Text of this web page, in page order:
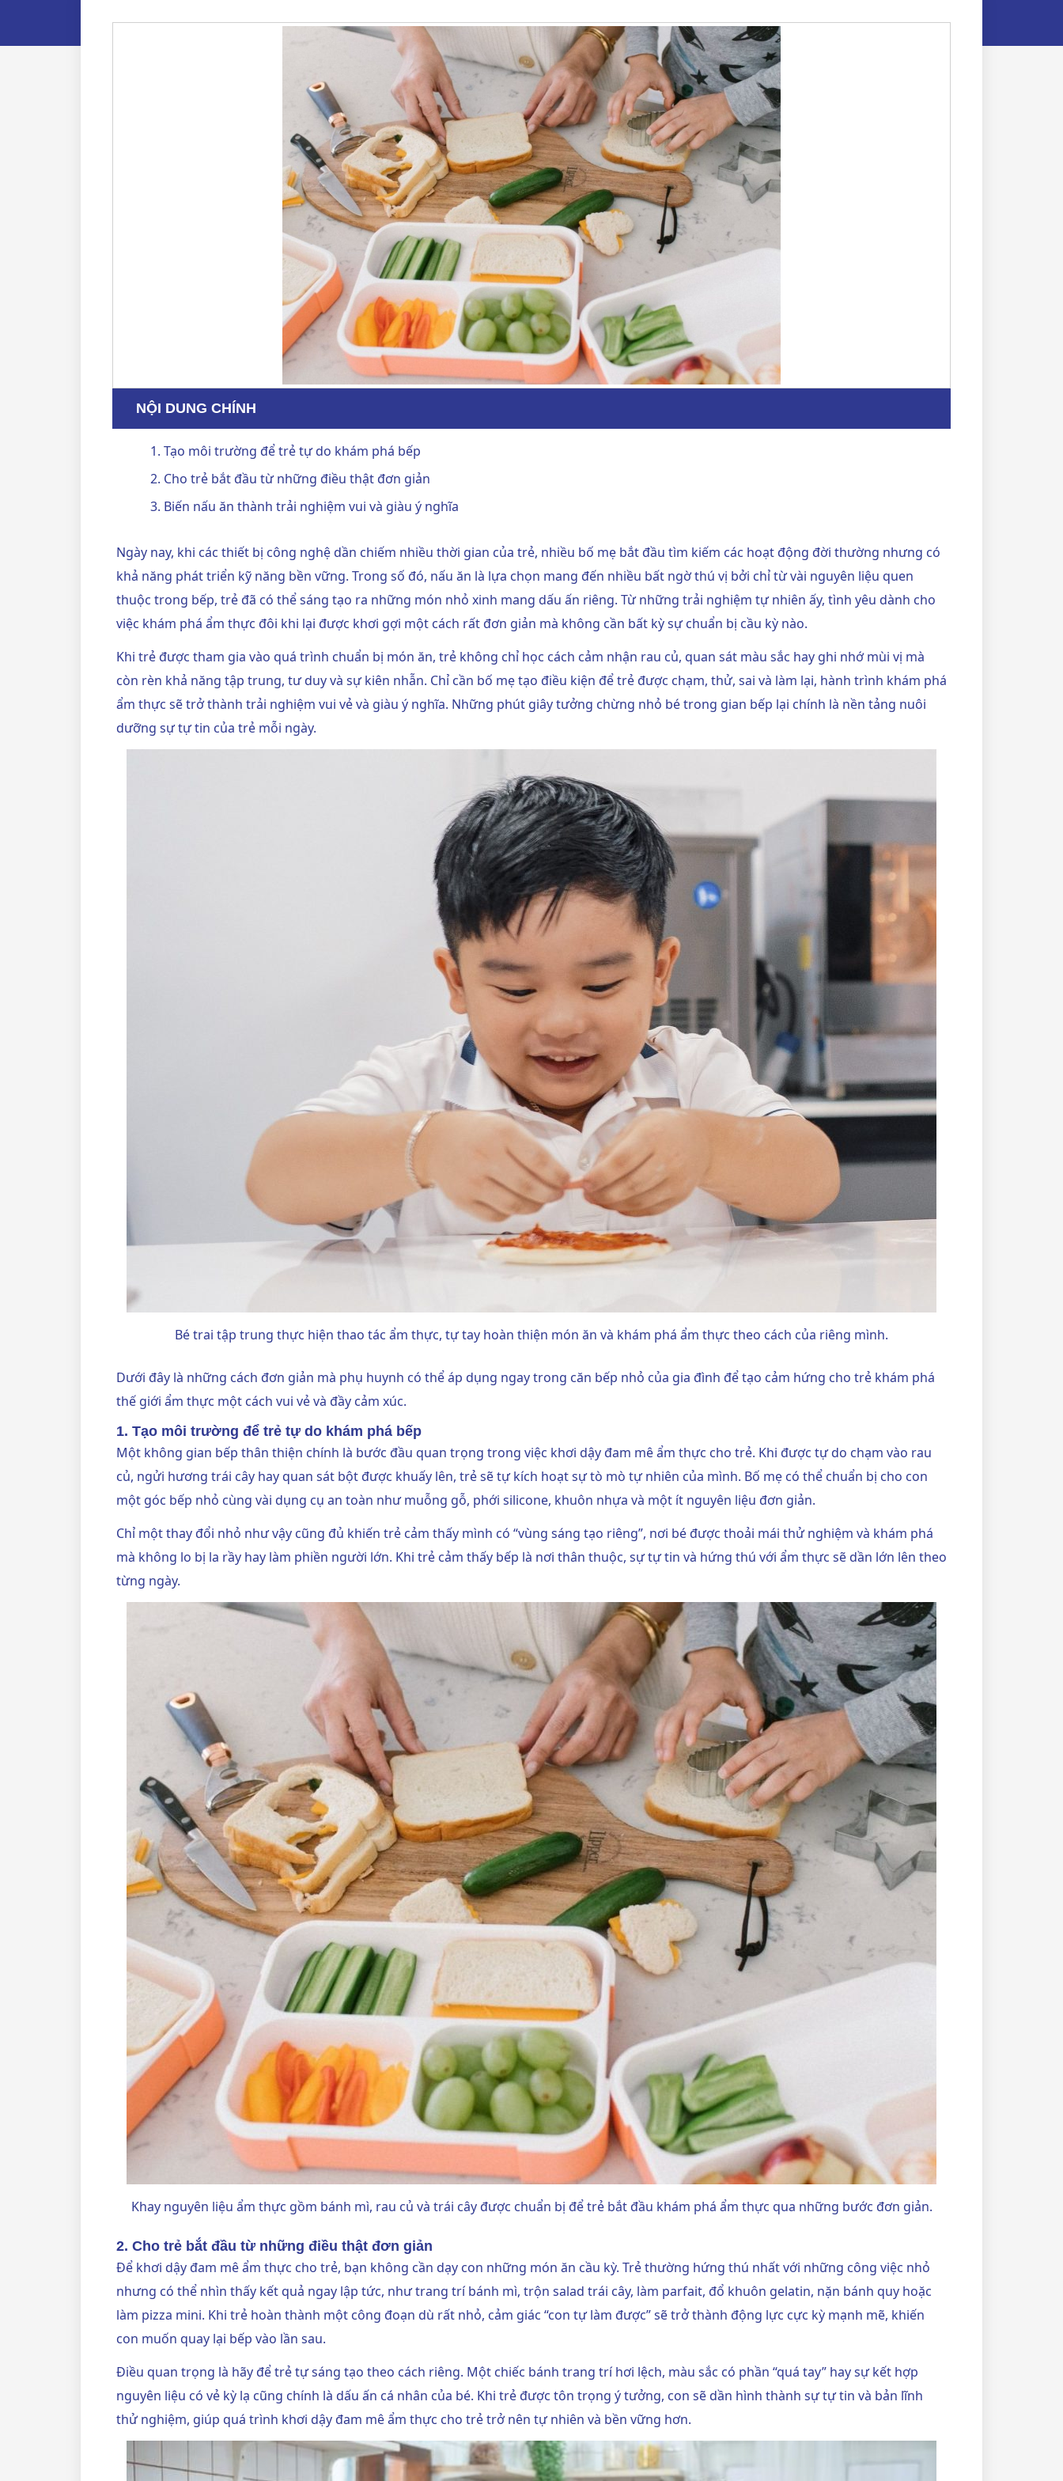
NỘI DUNG CHÍNH
1. Tạo môi trường để trẻ tự do khám phá bếp
2. Cho trẻ bắt đầu từ những điều thật đơn giản
3. Biến nấu ăn thành trải nghiệm vui và giàu ý nghĩa
Ngày nay, khi các thiết bị công nghệ dần chiếm nhiều thời gian của trẻ, nhiều bố mẹ bắt đầu tìm kiếm các hoạt động đời thường nhưng có
khả năng phát triển kỹ năng bền vững. Trong số đó, nấu ăn là lựa chọn mang đến nhiều bất ngờ thú vị bởi chỉ từ vài nguyên liệu quen
thuộc trong bếp, trẻ đã có thể sáng tạo ra những món nhỏ xinh mang dấu ấn riêng. Từ những trải nghiệm tự nhiên ấy, tình yêu dành cho
việc khám phá ẩm thực đôi khi lại được khơi gợi một cách rất đơn giản mà không cần bất kỳ sự chuẩn bị cầu kỳ nào.
Khi trẻ được tham gia vào quá trình chuẩn bị món ăn, trẻ không chỉ học cách cảm nhận rau củ, quan sát màu sắc hay ghi nhớ mùi vị mà
còn rèn khả năng tập trung, tư duy và sự kiên nhẫn. Chỉ cần bố mẹ tạo điều kiện để trẻ được chạm, thử, sai và làm lại, hành trình khám phá
ẩm thực sẽ trở thành trải nghiệm vui vẻ và giàu ý nghĩa. Những phút giây tưởng chừng nhỏ bé trong gian bếp lại chính là nền tảng nuôi
dưỡng sự tự tin của trẻ mỗi ngày.
Bé trai tập trung thực hiện thao tác ẩm thực, tự tay hoàn thiện món ăn và khám phá ẩm thực theo cách của riêng mình.
Dưới đây là những cách đơn giản mà phụ huynh có thể áp dụng ngay trong căn bếp nhỏ của gia đình để tạo cảm hứng cho trẻ khám phá
thế giới ẩm thực một cách vui vẻ và đầy cảm xúc.
1. Tạo môi trường để trẻ tự do khám phá bếp
Một không gian bếp thân thiện chính là bước đầu quan trọng trong việc khơi dậy đam mê ẩm thực cho trẻ. Khi được tự do chạm vào rau
củ, ngửi hương trái cây hay quan sát bột được khuấy lên, trẻ sẽ tự kích hoạt sự tò mò tự nhiên của mình. Bố mẹ có thể chuẩn bị cho con
một góc bếp nhỏ cùng vài dụng cụ an toàn như muỗng gỗ, phới silicone, khuôn nhựa và một ít nguyên liệu đơn giản.
Chỉ một thay đổi nhỏ như vậy cũng đủ khiến trẻ cảm thấy mình có “vùng sáng tạo riêng”, nơi bé được thoải mái thử nghiệm và khám phá
mà không lo bị la rầy hay làm phiền người lớn. Khi trẻ cảm thấy bếp là nơi thân thuộc, sự tự tin và hứng thú với ẩm thực sẽ dần lớn lên theo
từng ngày.
Khay nguyên liệu ẩm thực gồm bánh mì, rau củ và trái cây được chuẩn bị để trẻ bắt đầu khám phá ẩm thực qua những bước đơn giản.
2. Cho trẻ bắt đầu từ những điều thật đơn giản
Để khơi dậy đam mê ẩm thực cho trẻ, bạn không cần dạy con những món ăn cầu kỳ. Trẻ thường hứng thú nhất với những công việc nhỏ
nhưng có thể nhìn thấy kết quả ngay lập tức, như trang trí bánh mì, trộn salad trái cây, làm parfait, đổ khuôn gelatin, nặn bánh quy hoặc
làm pizza mini. Khi trẻ hoàn thành một công đoạn dù rất nhỏ, cảm giác “con tự làm được” sẽ trở thành động lực cực kỳ mạnh mẽ, khiến
con muốn quay lại bếp vào lần sau.
Điều quan trọng là hãy để trẻ tự sáng tạo theo cách riêng. Một chiếc bánh trang trí hơi lệch, màu sắc có phần “quá tay” hay sự kết hợp
nguyên liệu có vẻ kỳ lạ cũng chính là dấu ấn cá nhân của bé. Khi trẻ được tôn trọng ý tưởng, con sẽ dần hình thành sự tự tin và bản lĩnh
thử nghiệm, giúp quá trình khơi dậy đam mê ẩm thực cho trẻ trở nên tự nhiên và bền vững hơn.